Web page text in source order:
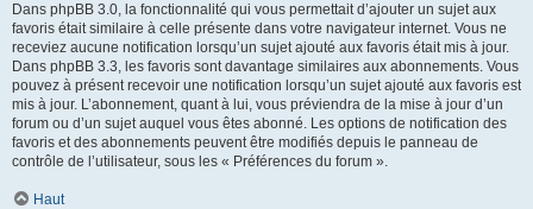
Dans phpBB 3.0, la fonctionnalité qui vous permettait d’ajouter un sujet aux
favoris était similaire à celle présente dans votre navigateur internet. Vous ne
receviez aucune notification lorsqu’un sujet ajouté aux favoris était mis à jour.
Dans phpBB 3.3, les favoris sont davantage similaires aux abonnements. Vous
pouvez à présent recevoir une notification lorsqu’un sujet ajouté aux favoris est
mis à jour. L’abonnement, quant à lui, vous préviendra de la mise à jour d’un
forum ou d’un sujet auquel vous êtes abonné. Les options de notification des
favoris et des abonnements peuvent être modifiés depuis le panneau de
contrôle de l’utilisateur, sous les « Préférences du forum ».
Haut